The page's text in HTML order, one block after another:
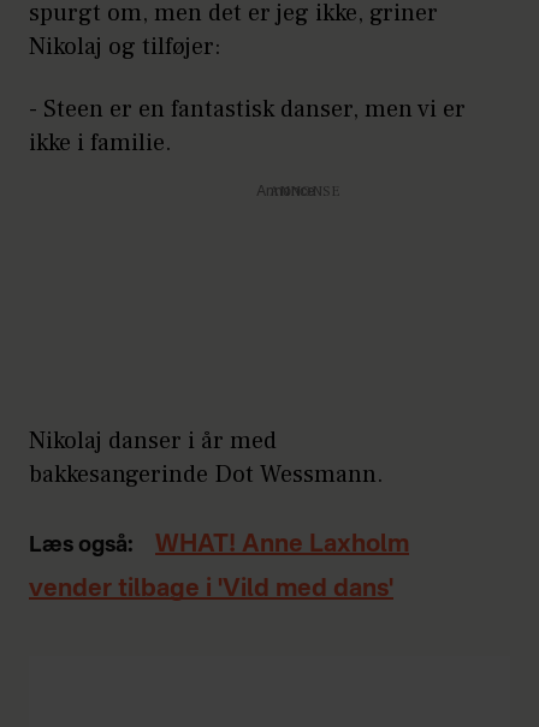
spurgt om, men det er jeg ikke, griner
Nikolaj og tilføjer:
- Steen er en fantastisk danser, men vi er
ikke i familie.
Annonce
Nikolaj danser i år med
bakkesangerinde Dot Wessmann.
Læs også:
WHAT! Anne Laxholm
vender tilbage i 'Vild med dans'